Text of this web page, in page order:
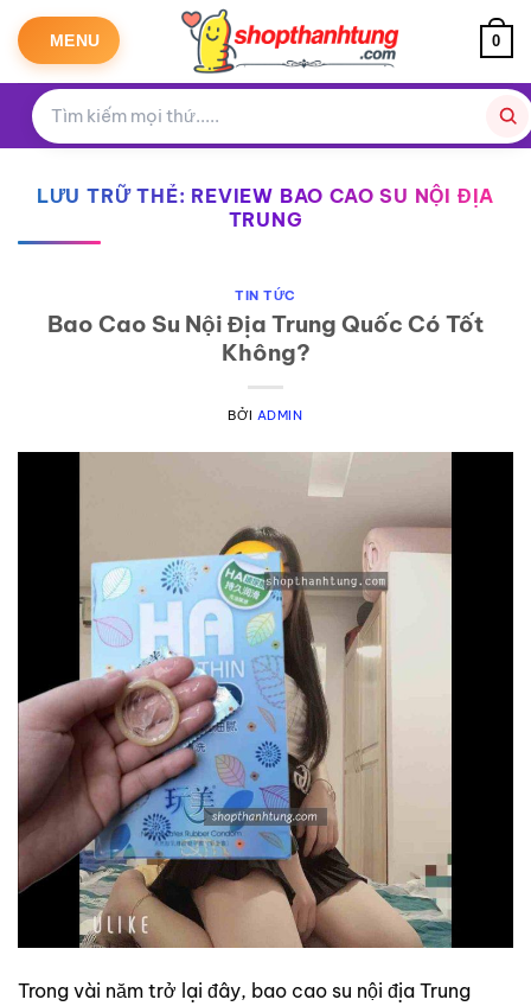
qua
dung
MENU 0
LƯU TRỮ THẺ: REVIEW BAO CAO SU NỘI ĐỊA
TRUNG
TIN TỨC
Bao Cao Su Nội Địa Trung Quốc Có Tốt
Không?
BỞI ADMIN
Trong vài năm trở lại đây, bao cao su nội địa Trung